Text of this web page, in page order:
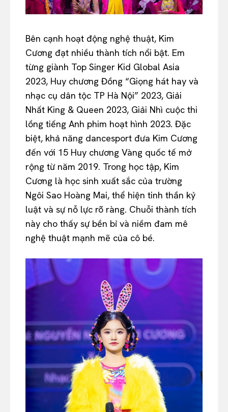
Bên cạnh hoạt động nghệ thuật, Kim
Cương đạt nhiều thành tích nổi bật. Em
từng giành Top Singer Kid Global Asia
2023, Huy chương Đồng “Giọng hát hay và
nhạc cụ dân tộc TP Hà Nội” 2023, Giải
Nhất King & Queen 2023, Giải Nhì cuộc thi
lồng tiếng Anh phim hoạt hình 2023. Đặc
biệt, khả năng dancesport đưa Kim Cương
đến với 15 Huy chương Vàng quốc tế mở
rộng từ năm 2019. Trong học tập, Kim
Cương là học sinh xuất sắc của trường
Ngôi Sao Hoàng Mai, thể hiện tinh thần kỷ
luật và sự nỗ lực rõ ràng. Chuỗi thành tích
này cho thấy sự bền bỉ và niềm đam mê
nghệ thuật mạnh mẽ của cô bé.